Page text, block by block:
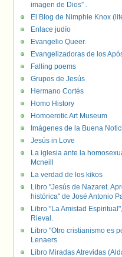
imagen de Dios” .
El Blog de Nimphie Knox
Enlace judío
Evangelio Queer.
Evangelizadoras de los
Falling poems
Grupos de Jesús
Hermano Cortés
Homo History
Homoerotic Art Museum
Imágenes de la Buena
Jesús in Love
La iglesia ante la
Mcneill
La verdad de los kikos
Libro "Jesús de Nazaret.
histórica" de José Antonio
Libro "La Amistad
Rieval.
Libro "Otro cristianismo es
Lenaers
Libro Miradas Atrevidas